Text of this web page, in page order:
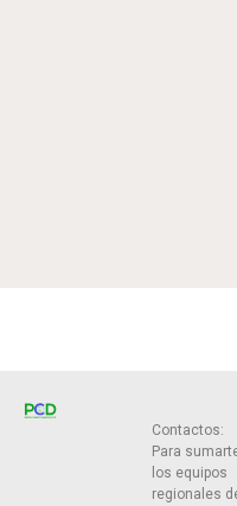
Contactos:
Para
los equipos
regionales